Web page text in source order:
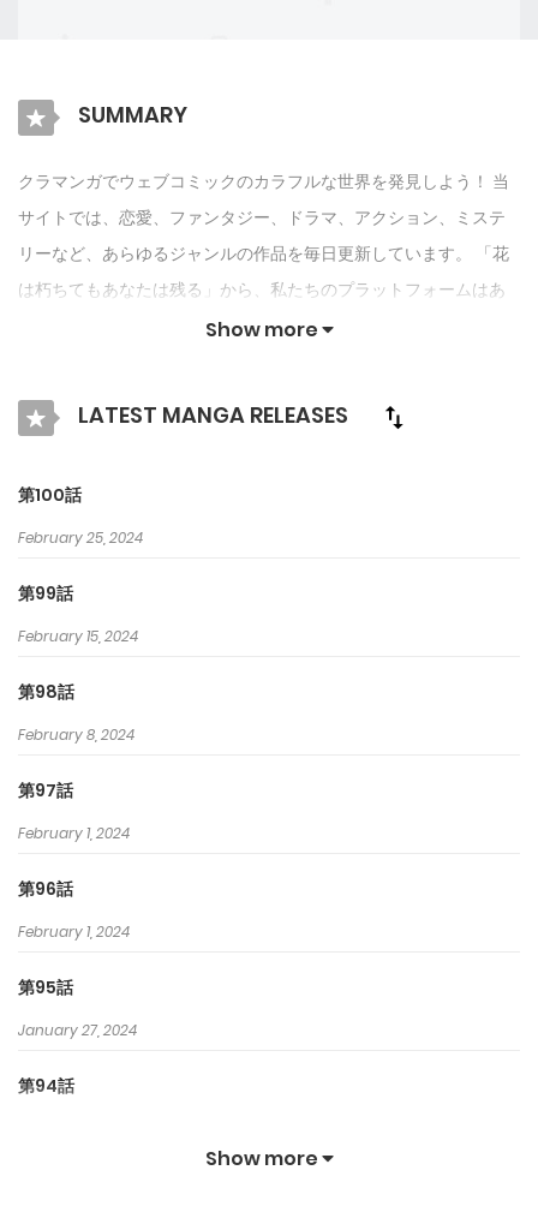
SUMMARY
クラマンガでウェブコミックのカラフルな世界を発見しよう！ 当
サイトでは、恋愛、ファンタジー、ドラマ、アクション、ミステ
リーなど、あらゆるジャンルの作品を毎日更新しています。 「花
は朽ちてもあなたは残る」から、私たちのプラットフォームはあ
なたを楽しませ続けるためにオリジナル作品とIPを紹介します. ク
Show more
LATEST MANGA RELEASES
第100話
February 25, 2024
第99話
February 15, 2024
第98話
February 8, 2024
第97話
February 1, 2024
第96話
February 1, 2024
第95話
January 27, 2024
第94話
Show more